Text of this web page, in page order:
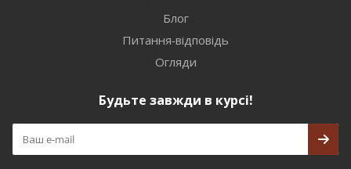
Блог
Питання-відповідь
Огляди
Будьте завжди в курсі!